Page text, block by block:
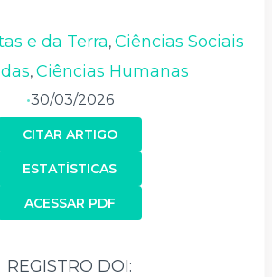
e da Terra, Ciências Sociais
, Ciências Humanas
•30/03/2026
CITAR ARTIGO
ACESSAR PDF
ESTATÍSTICAS
REGISTRO DOI: